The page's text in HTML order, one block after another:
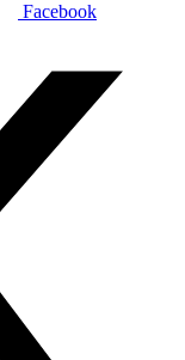
Facebook